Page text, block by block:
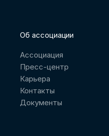
Об ассоциации
Ассоциация
Пресс-центр
Карьера
Контакты
Документы